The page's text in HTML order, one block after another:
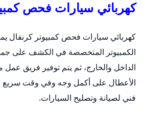
كهربائي سيارات فحص
كهربائي سيارات فحص كمبيوتر كرنفال
الكمبيوتر المتخصصة في الكشف على
الداخل والخارج، ثم يتم توفير فريق
الأعطال على أكمل وجه وفي وقت سريع
فني لصيانة وتصليح السيارات.